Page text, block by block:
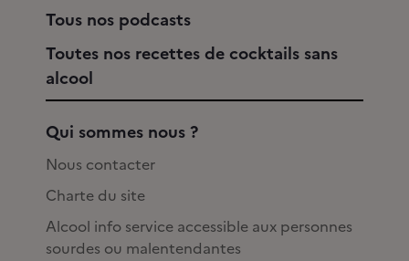
Tous nos podcasts
Toutes nos recettes de cocktails sans
alcool
Qui sommes nous ?
Nous contacter
Charte du site
Alcool info service accessible aux personnes
sourdes ou malentendantes